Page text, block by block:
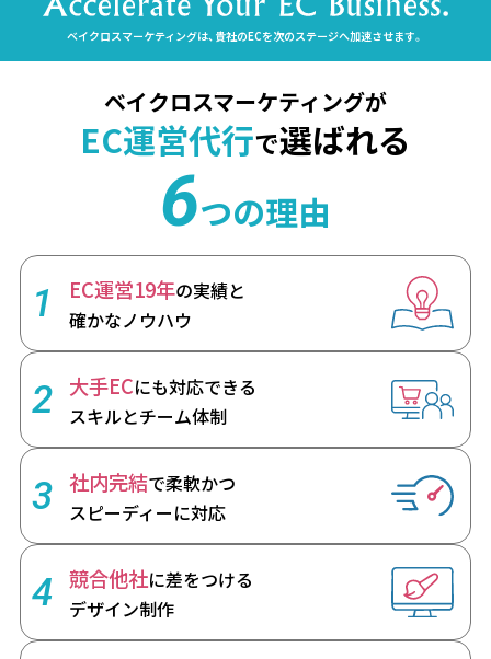
ベイクロスマーケティングは、貴社のECを次のステージへ加速させます。
ベイクロスマーケティングが
EC運営代行で選ばれる
6つの理由
1 EC運営19年の実績と
確かなノウハウ
2 大手ECにも対応できる
スキルとチーム体制
3 社内完結で柔軟かつ
スピーディーに対応
4 競合他社に差をつける
デザイン制作